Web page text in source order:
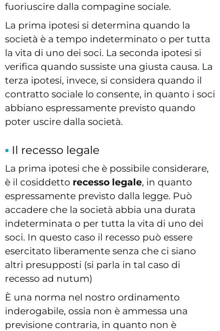
fuoriuscire dalla compagine sociale.
La prima ipotesi si determina quando la
società è a tempo indeterminato o per tutta
la vita di uno dei soci. La seconda ipotesi si
verifica quando sussiste una giusta causa. La
terza ipotesi, invece, si considera quando il
contratto sociale lo consente, in quanto i soci
abbiano espressamente previsto quando
poter uscire dalla società.
Il recesso legale
La prima ipotesi che è possibile considerare,
è il cosiddetto recesso legale, in quanto
espressamente previsto dalla legge. Può
accadere che la società abbia una durata
indeterminata o per tutta la vita di uno dei
soci. In questo caso il recesso può essere
esercitato liberamente senza che ci siano
altri presupposti (si parla in tal caso di
recesso ad nutum)
È una norma nel nostro ordinamento
inderogabile, ossia non è ammessa una
previsione contraria, in quanto non è